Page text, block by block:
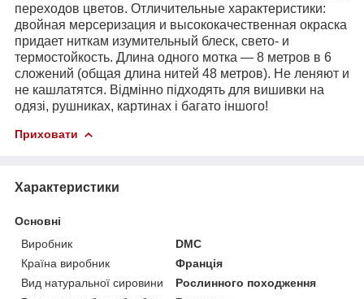
переходов цветов. Отличительные характеристики:
двойная мерсеризация и высококачественная окраска
придает ниткам изумительный блеск, свето- и
термостойкость. Длина одного мотка ― 8 метров в 6
сложений (общая длина нитей 48 метров). Не леняют и
не кашлатятся. Відмінно підходять для вишивки на
одязі, рушниках, картинах і багато іншого!
Приховати
Характеристики
Основні
Виробник
DMC
Країна виробник
Франція
Вид натуральної сировини
Рослинного походження